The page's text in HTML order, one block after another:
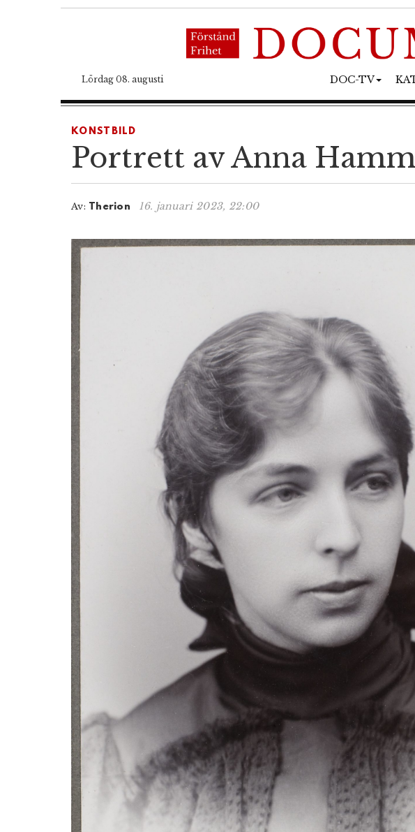
Lördag 08. augusti DOC-TV
KONSTBILD
Portrett av Anna
Av: Therion 16. januari 2023, 22:00